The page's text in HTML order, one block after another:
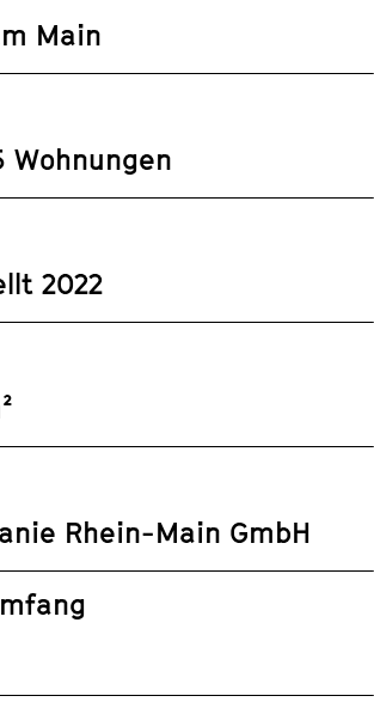
Main
Wohnungen
2022
Rhein-Main GmbH